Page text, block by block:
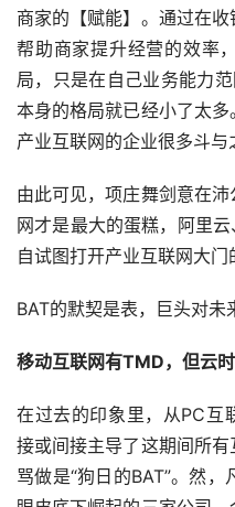
商家的【赋能】。通过在
帮助商家提升经营的效率
局，只是在自己业务能力
本身的格局就已经小了太
产业互联网的企业很多斗与
由此可见，项庄舞剑意在
网才是最大的蛋糕，阿里
自试图打开产业互联网大门
BAT的默契是表，巨头对未
移动互联网有TMD，但云
在过去的印象里，从PC互
接或间接主导了这期间所
骂做是“狗日的BAT”。然